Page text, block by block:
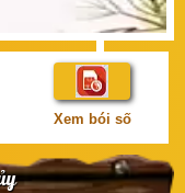
Xem bói số